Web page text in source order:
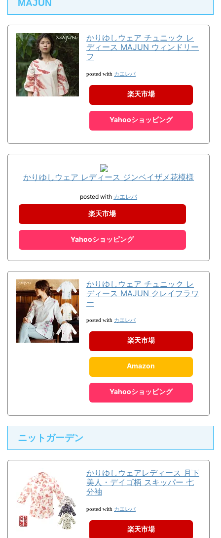
MAJUN
かりゆしウェア チュニック レ
ディース MAJUN ウィンドリー
フ
posted with カエレバ
楽天市場
Yahooショッピング
かりゆしウェア レディース ジンベイザメ花模様
posted with カエレバ
楽天市場
Yahooショッピング
かりゆしウェア チュニック レ
ディース MAJUN クレイフラワ
ー
posted with カエレバ
楽天市場
Amazon
Yahooショッピング
ニットガーデン
かりゆしウェアレディース 月下
美人・デイゴ柄 スキッパー 七
分袖
posted with カエレバ
楽天市場